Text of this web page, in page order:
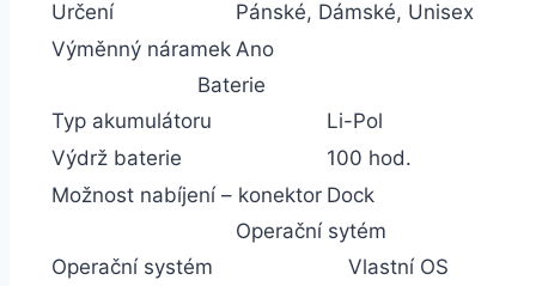
Určení
Pánské, Dámské, Unisex
Výměnný náramek Ano
Baterie
Typ akumulátoru
Li-Pol
Výdrž baterie
100 hod.
Možnost nabíjení – konektor Dock
Operační sytém
Operační systém
Vlastní OS